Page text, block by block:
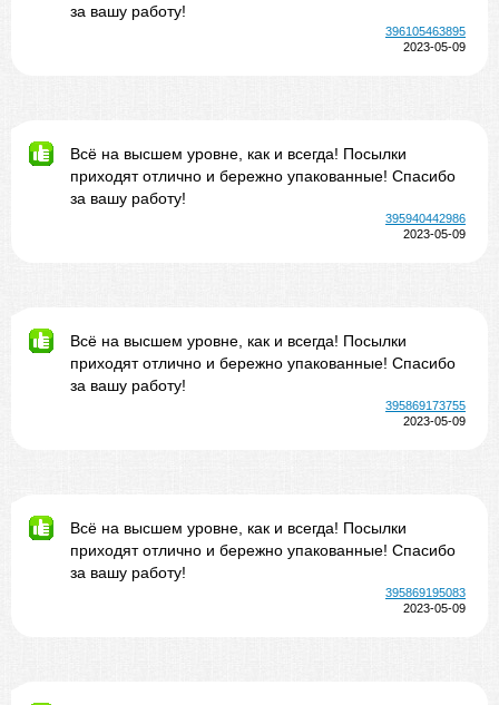
за вашу работу!
396105463895
2023-05-09
Всё на высшем уровне, как и всегда! Посылки
приходят отлично и бережно упакованные! Спасибо
за вашу работу!
395940442986
2023-05-09
Всё на высшем уровне, как и всегда! Посылки
приходят отлично и бережно упакованные! Спасибо
за вашу работу!
395869173755
2023-05-09
Всё на высшем уровне, как и всегда! Посылки
приходят отлично и бережно упакованные! Спасибо
за вашу работу!
395869195083
2023-05-09